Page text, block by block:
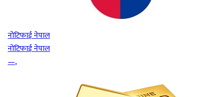
नोटिफाई नेपाल
नोटिफाई नेपाल
—,